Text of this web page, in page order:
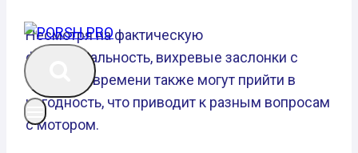
Несмотря на фактическую
функциональность, вихревые заслонки с
течением времени также могут прийти в
негодность, что приводит к разным вопросам
с мотором.